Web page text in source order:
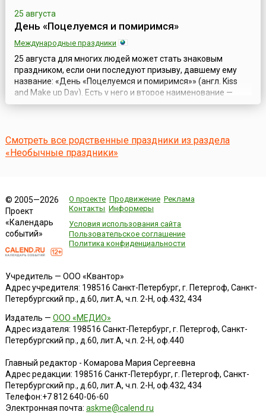
25 августа
День «Поцелуемся и помиримся»
Международные праздники
25 августа для многих людей может стать знаковым
праздником, если они последуют призыву, давшему ему
название: «День «Поцелуемся и помиримся»» (англ. Kiss
and Make up Day). Есть у него и второе наименование —
День примирительного поцелуя.Поцелуй — один из
влюблёнными, родственниками, родителями и детьми, д...
Смотреть все родственные праздники из раздела
«Необычные праздники»
© 2005—2026
Проект
«Календарь
событий»
О проекте Продвижение Реклама
Контакты Информеры
Условия использования сайта
Пользовательское соглашение
Политика конфиденциальности
Учредитель — ООО «Квантор»
Адрес учредителя: 198516 Санкт-Петербург, г. Петергоф, Санкт-
Петербургский пр., д.60, лит.А, ч.п. 2-Н, оф.432, 434
Издатель — ООО «МЕДИО»
Адрес издателя: 198516 Санкт-Петербург, г. Петергоф, Санкт-
Петербургский пр., д.60, лит.А, ч.п. 2-Н, оф.440
Главный редактор - Комарова Мария Сергеевна
Адрес редакции: 198516 Санкт-Петербург, г. Петергоф, Санкт-
Петербургский пр., д.60, лит.А, ч.п. 2-Н, оф.432, 434
Телефон:+7 812 640-06-60
Электронная почта: askme@calend.ru